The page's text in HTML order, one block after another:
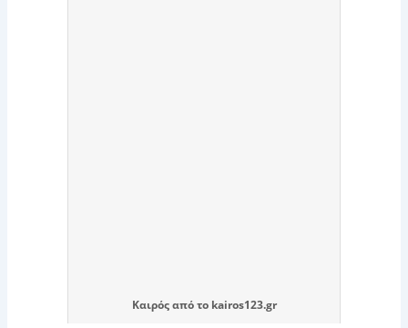
Καιρόςαπό το kairos123.gr